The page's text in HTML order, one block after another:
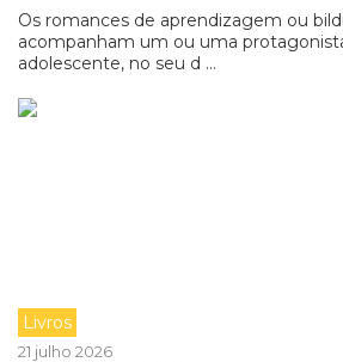
Os romances de aprendizagem ou
acompanham um ou uma
adolescente, no seu d ...
Livros
21 julho 2026